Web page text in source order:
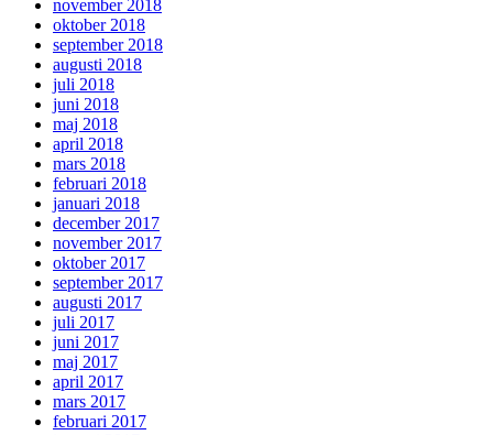
november 2018
oktober 2018
september 2018
augusti 2018
juli 2018
juni 2018
maj 2018
april 2018
mars 2018
februari 2018
januari 2018
december 2017
november 2017
oktober 2017
september 2017
augusti 2017
juli 2017
juni 2017
maj 2017
april 2017
mars 2017
februari 2017